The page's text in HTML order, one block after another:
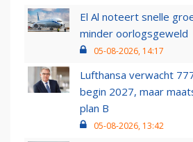
El Al noteert snelle
minder oorlogsgeweld
05-08-2026, 14:17
Lufthansa verwacht
begin 2027, maar
plan B
05-08-2026, 13:42